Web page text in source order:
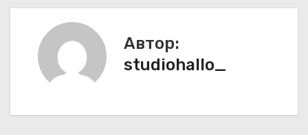
з
Автор:
studiohallo_